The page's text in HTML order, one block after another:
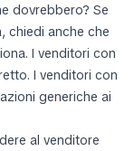
dovrebbero? Se
chiedi anche che
I venditori con
I venditori con
generiche ai
al venditore